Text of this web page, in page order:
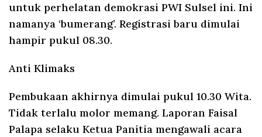
untuk perhelatan demokrasi PWI Sulsel ini. Ini
namanya ‘bumerang’. Registrasi baru dimulai
hampir pukul 08.30.
Anti Klimaks
Pembukaan akhirnya dimulai pukul 10.30 Wita.
Tidak terlalu molor memang. Laporan Faisal
Palapa selaku Ketua Panitia mengawali acara